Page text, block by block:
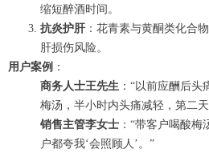
缩短醉酒时间。
抗炎护肝：花青素与黄酮类化合
肝损伤风险。
用户案例 ：
商务人士王先生 ：“以前应酬后
梅汤，半小时内头痛减轻，第二
销售主管李女士 ：“带客户喝酸
户都夸我‘会照顾人’。”